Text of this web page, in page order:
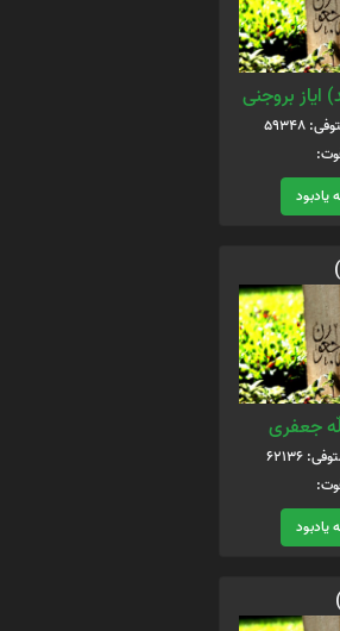
بروجنی
یادبود
جعفری
یادبود